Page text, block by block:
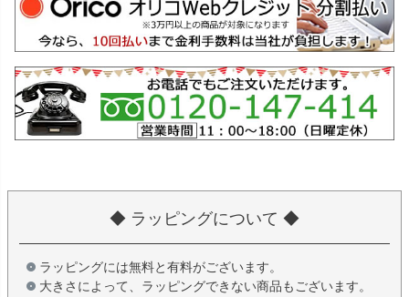
◆ ラッピングについて ◆
ラッピングには無料と有料がございます。
大きさによって、ラッピングできない商品もございます。